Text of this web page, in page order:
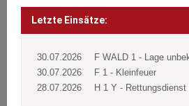
Post
navigation
Beitragsnavigation
Letzte Einsätze:
30.07.2026
F WALD 1 - Lage
30.07.2026
F 1 - Kleinfeuer
28.07.2026
H 1 Y -